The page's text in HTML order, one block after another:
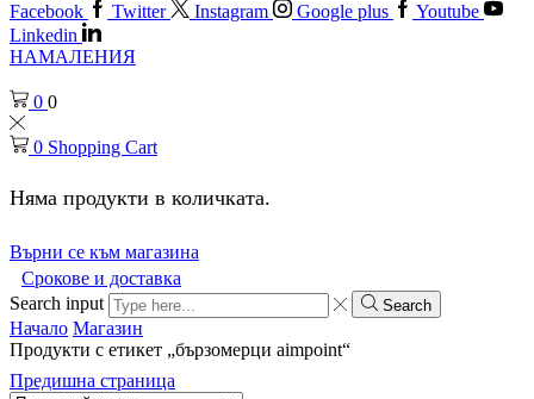
Facebook
Twitter Instagram Google plus
Youtube
Linkedin
НАМАЛЕНИЯ
0 0
0 Shopping Cart
Няма продукти в количката.
Върни се към магазина
Срокове и доставка
Search input
Search
Начало Магазин
Продукти с етикет „бързомерци aimpoint“
Предишна страница